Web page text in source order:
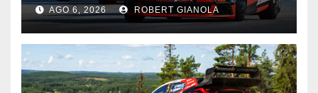
AGO 6, 2026 ROBERT GIANOLA